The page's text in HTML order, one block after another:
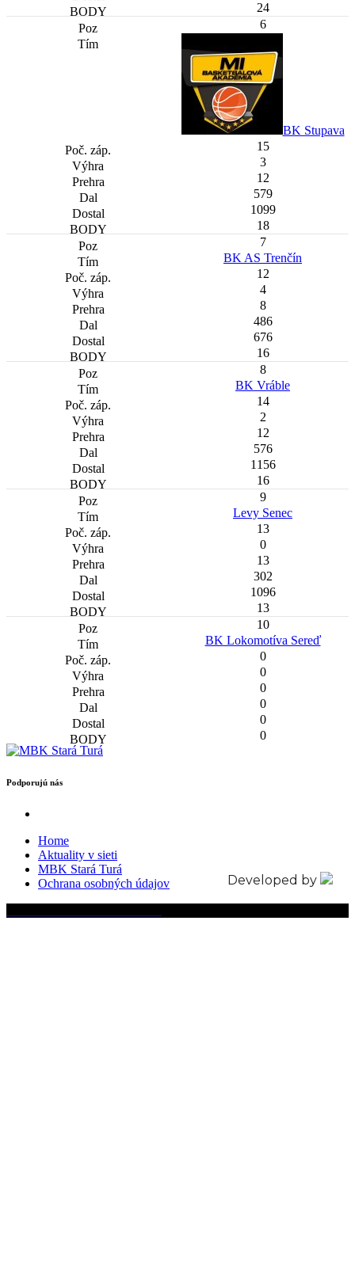
24
6
BK Stupava
15
3
12
579
1099
18
7
BK AS Trenčín
12
4
8
486
676
16
8
BK Vráble
14
2
12
576
1156
16
9
Levy Senec
13
0
13
302
1096
13
10
BK Lokomotíva Sereď
0
0
0
0
0
0
Podporujú nás
Home
Aktuality v sieti
MBK Stará Turá
Ochrana osobných údajov
Developed by